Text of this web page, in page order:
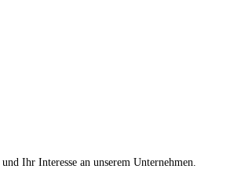
und Ihr Interesse an unserem Unternehmen.